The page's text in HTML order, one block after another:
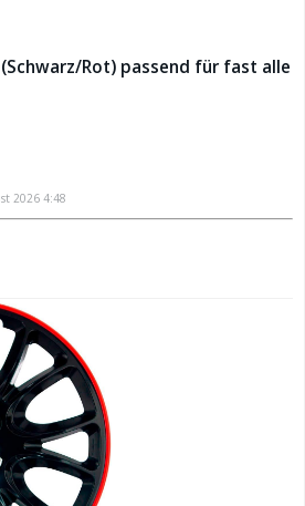
(Schwarz/Rot) passend für fast alle
2026 4:48